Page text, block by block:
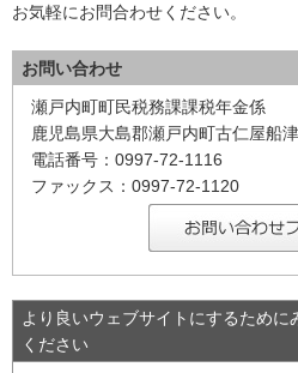
お気軽にお問合わせください。
お問い合わせ
瀬戸内町町民税務課課税年金係
鹿児島県大島郡瀬戸内町古仁屋船
電話番号：0997-72-1116
ファックス：0997-72-1120
より良いウェブサイトにするため
ください